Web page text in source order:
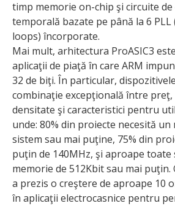
timp memorie on-chip şi circuite
temporală bazate pe până la 6 PLL
loops) încorporate.
Mai mult, arhitectura ProASIC3
aplicaţii de piaţă în care ARM
32 de biţi. În particular,
combinaţie excepţională între
densitate şi caracteristici pentru
unde: 80% din proiecte necesită
sistem sau mai puţine, 75% din
puţin de 140MHz, şi aproape toate
memorie de 512Kbit sau mai
a prezis o creştere de aproape 10
în aplicaţii electrocasnice pentru